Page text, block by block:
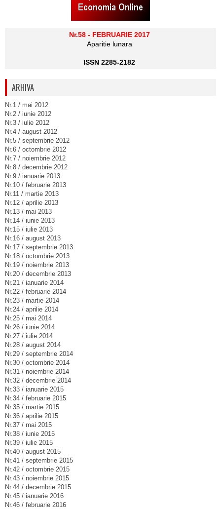
Nr.58 - FEBRUARIE 2017
Aparitie lunara
ISSN 2285-2182
ARHIVA
Nr.1 / mai 2012
Nr.2 / iunie 2012
Nr.3 / iulie 2012
Nr.4 / august 2012
Nr.5 / septembrie 2012
Nr.6 / octombrie 2012
Nr.7 / noiembrie 2012
Nr.8 / decembrie 2012
Nr.9 / ianuarie 2013
Nr.10 / februarie 2013
Nr.11 / martie 2013
Nr.12 / aprilie 2013
Nr.13 / mai 2013
Nr.14 / iunie 2013
Nr.15 / iulie 2013
Nr.16 / august 2013
Nr.17 / septembrie 2013
Nr.18 / octombrie 2013
Nr.19 / noiembrie 2013
Nr.20 / decembrie 2013
Nr.21 / ianuarie 2014
Nr.22 / februarie 2014
Nr.23 / martie 2014
Nr.24 / aprilie 2014
Nr.25 / mai 2014
Nr.26 / iunie 2014
Nr.27 / iulie 2014
Nr.28 / august 2014
Nr.29 / septembrie 2014
Nr.30 / octombrie 2014
Nr.31 / noiembrie 2014
Nr.32 / decembrie 2014
Nr.33 / ianuarie 2015
Nr.34 / februarie 2015
Nr.35 / martie 2015
Nr.36 / aprilie 2015
Nr.37 / mai 2015
Nr.38 / iunie 2015
Nr.39 / iulie 2015
Nr.40 / august 2015
Nr.41 / septembrie 2015
Nr.42 / octombrie 2015
Nr.43 / noiembrie 2015
Nr.44 / decembrie 2015
Nr.45 / ianuarie 2016
Nr.46 / februarie 2016